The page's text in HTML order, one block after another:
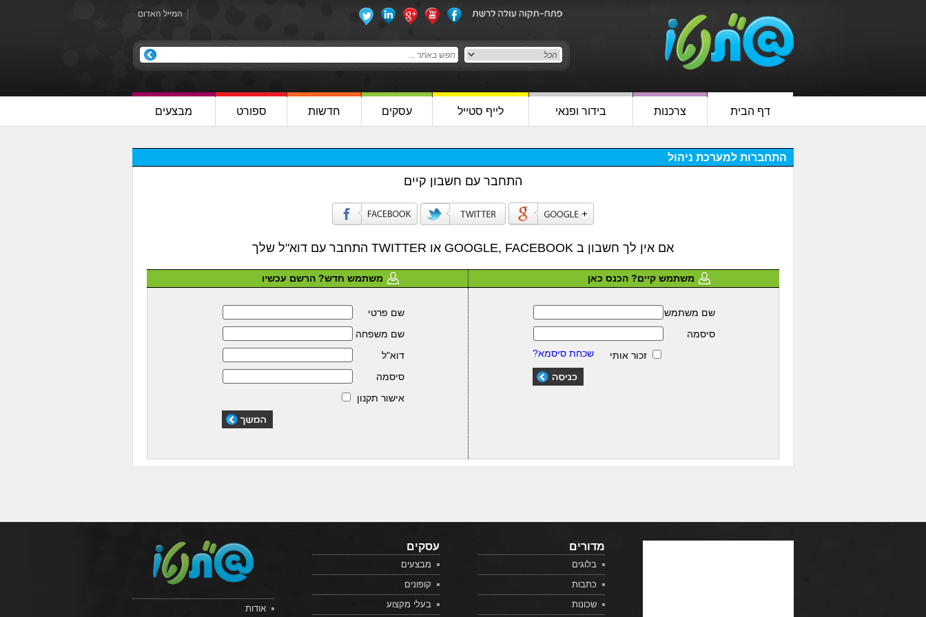
המייל האדום
דף הבית צרכנות בידור ופנאי לייף סטייל עסקים חדשות ספורט מבצעים
התחברות למערכת ניהול
התחבר עם חשבון קיים
אם אין לך חשבון ב GOOGLE, FACEBOOK או TWITTER התחבר עם דוא"ל שלך
משתמש קיים? הכנס כאן משתמש חדש? הרשם עכשיו
שם משתמש
סיסמה
זכור אותי
שכחת סיסמא?
שם פרטי
שם משפחה
דוא"ל
סיסמה
אישור תקנון
מדורים
בלוגים
כתבות
שכונות
עסקים
מבצעים
קופונים
בעלי מקצוע
אודות